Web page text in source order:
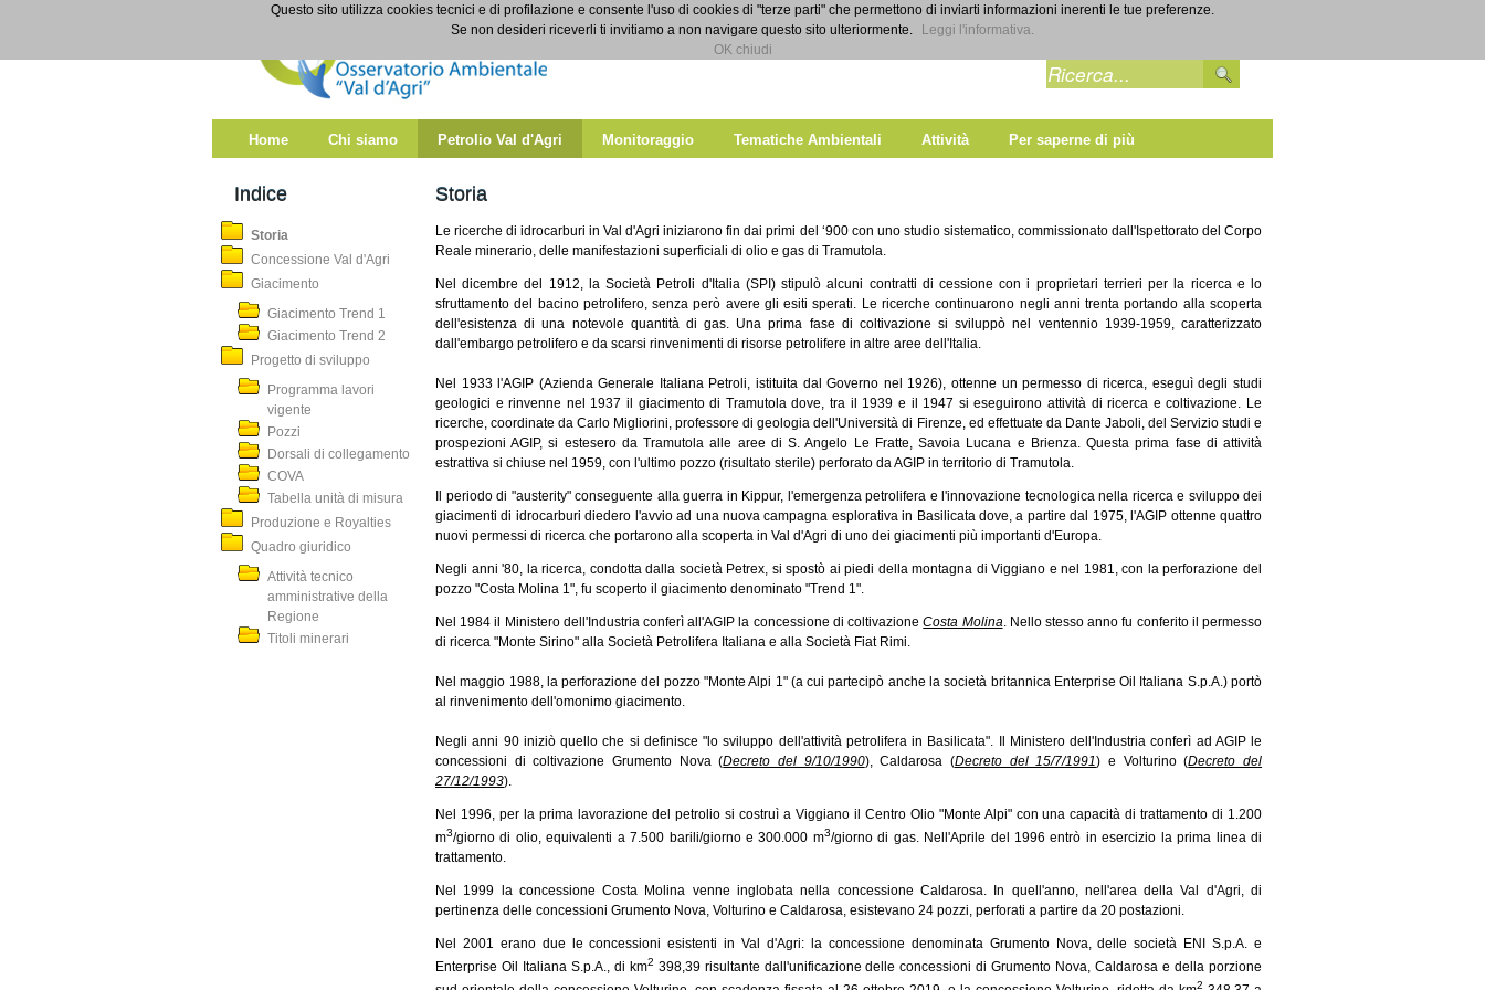
Storia
Home Chi siamo Petrolio Val d'Agri Monitoraggio Tematiche Ambientali Attività Per saperne di più
Indice
Storia
Concessione Val d'Agri
Giacimento
Giacimento Trend 1
Giacimento Trend 2
Progetto di sviluppo
Programma lavori
vigente
Pozzi
Dorsali di collegamento
COVA
Tabella unità di misura
Produzione e Royalties
Quadro giuridico
Attività tecnico
amministrative della
Regione
Titoli minerari
Storia
Le ricerche di idrocarburi in Val d'Agri iniziarono fin dai primi del ‘900 con uno studio sistematico, commissionato dall'Ispettorato del Corpo
Reale minerario, delle manifestazioni superficiali di olio e gas di Tramutola.
Nel dicembre del 1912, la Società Petroli d'Italia (SPI) stipulò alcuni contratti di cessione con i proprietari terrieri per la ricerca e lo
sfruttamento del bacino petrolifero, senza però avere gli esiti sperati. Le ricerche continuarono negli anni trenta portando alla scoperta
dell'esistenza di una notevole quantità di gas. Una prima fase di coltivazione si sviluppò nel ventennio 1939-1959, caratterizzato
dall'embargo petrolifero e da scarsi rinvenimenti di risorse petrolifere in altre aree dell'Italia.
Nel 1933 l'AGIP (Azienda Generale Italiana Petroli, istituita dal Governo nel 1926), ottenne un permesso di ricerca, eseguì degli studi
geologici e rinvenne nel 1937 il giacimento di Tramutola dove, tra il 1939 e il 1947 si eseguirono attività di ricerca e coltivazione. Le
ricerche, coordinate da Carlo Migliorini, professore di geologia dell'Università di Firenze, ed effettuate da Dante Jaboli, del Servizio studi e
prospezioni AGIP, si estesero da Tramutola alle aree di S. Angelo Le Fratte, Savoia Lucana e Brienza. Questa prima fase di attività
estrattiva si chiuse nel 1959, con l'ultimo pozzo (risultato sterile) perforato da AGIP in territorio di Tramutola.
Il periodo di "austerity" conseguente alla guerra in Kippur, l'emergenza petrolifera e l'innovazione tecnologica nella ricerca e sviluppo dei
giacimenti di idrocarburi diedero l'avvio ad una nuova campagna esplorativa in Basilicata dove, a partire dal 1975, l'AGIP ottenne quattro
nuovi permessi di ricerca che portarono alla scoperta in Val d'Agri di uno dei giacimenti più importanti d'Europa.
Negli anni '80, la ricerca, condotta dalla società Petrex, si spostò ai piedi della montagna di Viggiano e nel 1981, con la perforazione del
pozzo "Costa Molina 1", fu scoperto il giacimento denominato "Trend 1".
Nel 1984 il Ministero dell'Industria conferì all'AGIP la concessione di coltivazioneCosta Molina.Nello stesso anno fu conferito il permesso
di ricerca "Monte Sirino" alla Società Petrolifera Italiana e alla Società Fiat Rimi.
Nel maggio 1988, la perforazione del pozzo "Monte Alpi 1" (a cui partecipò anche la società britannica Enterprise Oil Italiana S.p.A.) portò
al rinvenimento dell'omonimo giacimento.
Negli anni 90 iniziò quello che si definisce "lo sviluppo dell'attività petrolifera in Basilicata". Il Ministero dell'Industria conferì ad AGIP le
concessioni di coltivazione Grumento Nova(Decreto del 9/10/1990), Caldarosa(Decreto del 15/7/1991) e Volturino(Decreto del
27/12/1993).
Nel 1996, per la prima lavorazione del petrolio si costruì a Viggiano il Centro Olio "Monte Alpi" con una capacità di trattamento di 1.200
m3/giorno di olio, equivalenti a 7.500 barili/giorno e 300.000 m3/giorno di gas. Nell'Aprile del 1996 entrò in esercizio la prima linea di
trattamento.
Nel 1999 la concessione Costa Molina venne inglobata nella concessione Caldarosa. In quell'anno, nell'area della Val d'Agri, di
pertinenza delle concessioni Grumento Nova, Volturino e Caldarosa, esistevano 24 pozzi, perforati a partire da 20 postazioni.
Nel 2001 erano due le concessioni esistenti in Val d'Agri: la concessione denominata Grumento Nova, delle società ENI S.p.A. e
Enterprise Oil Italiana S.p.A., di km2 398,39 risultante dall'unificazione delle concessioni di Grumento Nova, Caldarosa e della porzione
2
Questo sito utilizza cookies tecnici e di profilazione e consente l'uso di cookies di "terze parti" che permettono di inviarti informazioni inerenti le tue preferenze.
Se non desideri riceverli ti invitiamo a non navigare questo sito ulteriormente.
Leggi l'informativa.
OK chiudi